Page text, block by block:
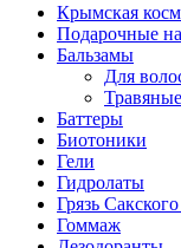
Крымская
Подарочные
Бальзамы
Для
Баттеры
Биотоники
Гели
Гидролаты
Грязь Сакского
Гоммаж